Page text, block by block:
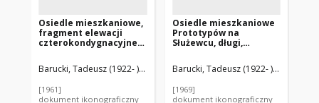
Osiedle mieszkaniowe,
fragment elewacji
czterokondygnacyjnego
Hilversum, Niderlandy
Barucki, Tadeusz (1922- ). Fotograf
[1961]
dokument ikonograficzny
Osiedle mieszkaniowe
Prototypów na
Służewcu, długi,
budynek mieszkalny,
Warszawa
Barucki, Tadeusz (1922- ). Fotograf
[1969]
dokument ikonograficzny